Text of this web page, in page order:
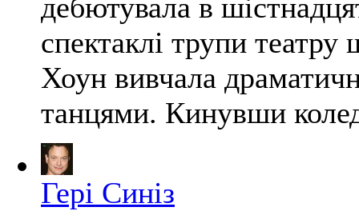
дебютувала в
спектаклі трупи
Хоун вивчала
танцями. Кинувши
Гері Синіз